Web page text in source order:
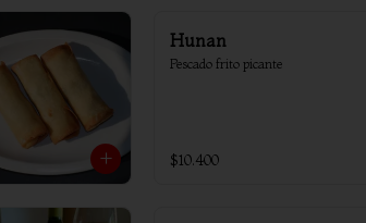
Hunan
Pescado frito picante
$10.400